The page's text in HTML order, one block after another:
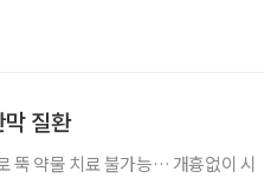
질환
뚝 약물 치료 불가능… 개흉없이 시